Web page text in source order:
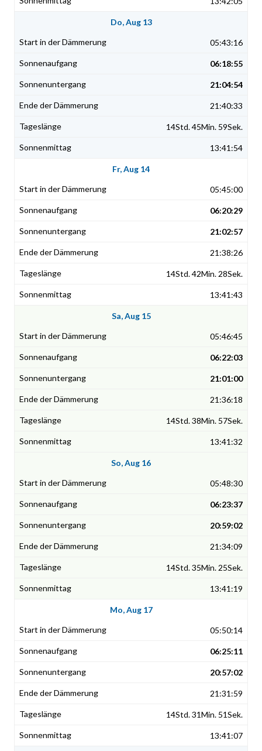
Do, Aug 13
05:43:16
06:18:55
21:04:54
21:40:33
14Std. 45Min. 59Sek.
13:41:54
Fr, Aug 14
05:45:00
06:20:29
21:02:57
21:38:26
14Std. 42Min. 28Sek.
13:41:43
Sa, Aug 15
05:46:45
06:22:03
21:01:00
21:36:18
14Std. 38Min. 57Sek.
13:41:32
So, Aug 16
05:48:30
06:23:37
20:59:02
21:34:09
14Std. 35Min. 25Sek.
13:41:19
Mo, Aug 17
05:50:14
06:25:11
20:57:02
21:31:59
14Std. 31Min. 51Sek.
13:41:07